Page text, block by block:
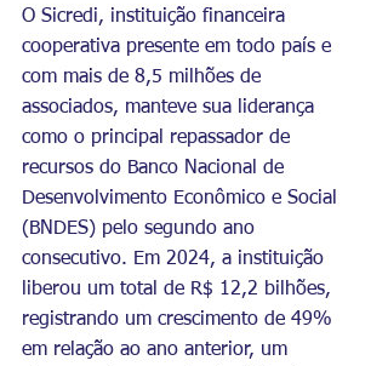
O Sicredi, instituição financeira
cooperativa presente em todo país e
com mais de 8,5 milhões de
associados, manteve sua liderança
como o principal repassador de
recursos do Banco Nacional de
Desenvolvimento Econômico e Social
(BNDES) pelo segundo ano
consecutivo. Em 2024, a instituição
liberou um total de R$ 12,2 bilhões,
registrando um crescimento de 49%
em relação ao ano anterior, um